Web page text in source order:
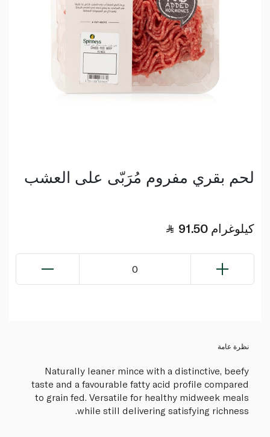
لحم بقري مفروم مُرَبّى على العشب
91.50 كيلوغرام
0
نظرة عامة
Naturally leaner mince with a distinctive, beefy
taste and a favourable fatty acid profile compared
to grain fed. Versatile for healthy midweek meals
while still delivering satisfying richness.